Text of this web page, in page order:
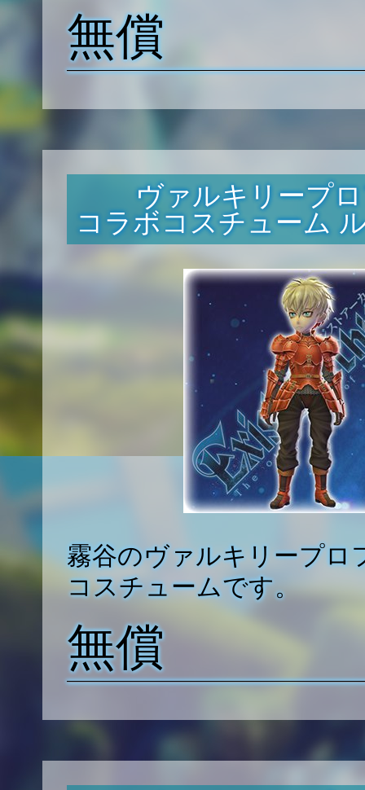
無償
ヴァルキリープ
コラボコスチューム
霧谷のヴァルキリープロ
コスチュームです。
無償